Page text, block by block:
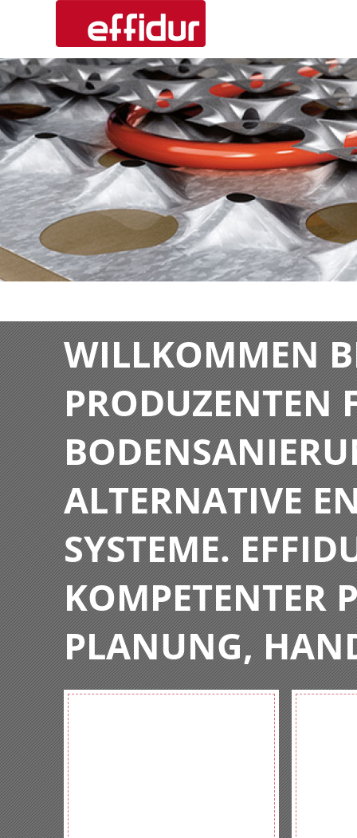
WILLKOMMEN
PRODUZENTEN
ALTERNATIVE
SYSTEME.
KOMPETENTER
PLANUNG,